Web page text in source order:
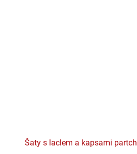
Šaty s laclem a kapsami